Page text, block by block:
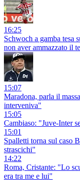
16:25
Schwoch a gamba tesa
non aver ammazzato il
15:07
Maradona, parla il
interveniva"
15:05
Cambiaso: "Juve-Inter
15:01
Spalletti torna sul caso
strascichi"
14:22
Roma, Cristante: "Lo
era tra me e lui"